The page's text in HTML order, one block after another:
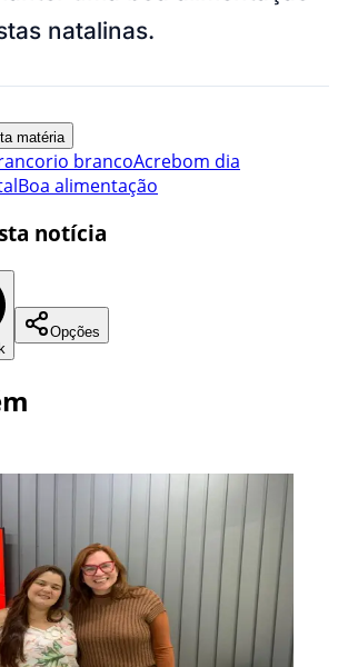
natalinas.
matéria
rio brancoAcrebom dia
Boa alimentação
notícia
Opções